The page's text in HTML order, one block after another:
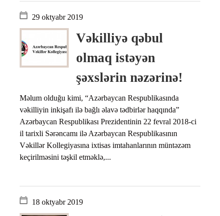
29 oktyabr 2019
Vəkilliyə qəbul
olmaq istəyən
şəxslərin nəzərinə!
Məlum olduğu kimi, “Azərbaycan Respublikasında
vəkilliyin inkişafı ilə bağlı əlavə tədbirlər haqqında”
Azərbaycan Respublikası Prezidentinin 22 fevral 2018-ci
il tarixli Sərəncamı ilə Azərbaycan Respublikasının
Vəkillər Kollegiyasına ixtisas imtahanlarının müntəzəm
keçirilməsini təşkil etməklə,...
18 oktyabr 2019